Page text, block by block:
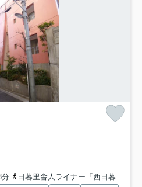
分
日暮里舎人ライナー「西日暮里」駅 徒歩8分